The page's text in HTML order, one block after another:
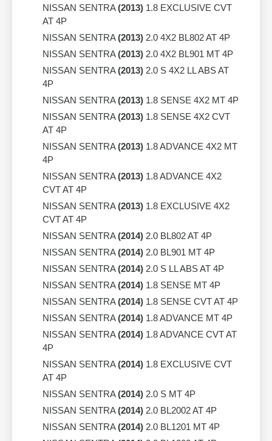
NISSAN SENTRA(2013) 1.8 EXCLUSIVE CVT
AT 4P
NISSAN SENTRA(2013) 2.0 4X2 BL802 AT 4P
NISSAN SENTRA(2013) 2.0 4X2 BL901 MT 4P
NISSAN SENTRA(2013) 2.0 S 4X2 LL ABS AT
4P
NISSAN SENTRA(2013) 1.8 SENSE 4X2 MT 4P
NISSAN SENTRA(2013) 1.8 SENSE 4X2 CVT
AT 4P
NISSAN SENTRA(2013) 1.8 ADVANCE 4X2 MT
4P
NISSAN SENTRA(2013) 1.8 ADVANCE 4X2
CVT AT 4P
NISSAN SENTRA(2013) 1.8 EXCLUSIVE 4X2
CVT AT 4P
NISSAN SENTRA(2014) 2.0 BL802 AT 4P
NISSAN SENTRA(2014) 2.0 BL901 MT 4P
NISSAN SENTRA(2014) 2.0 S LL ABS AT 4P
NISSAN SENTRA(2014) 1.8 SENSE MT 4P
NISSAN SENTRA(2014) 1.8 SENSE CVT AT 4P
NISSAN SENTRA(2014) 1.8 ADVANCE MT 4P
NISSAN SENTRA(2014) 1.8 ADVANCE CVT AT
4P
NISSAN SENTRA(2014) 1.8 EXCLUSIVE CVT
AT 4P
NISSAN SENTRA(2014) 2.0 S MT 4P
NISSAN SENTRA(2014) 2.0 BL2002 AT 4P
NISSAN SENTRA(2014) 2.0 BL1201 MT 4P